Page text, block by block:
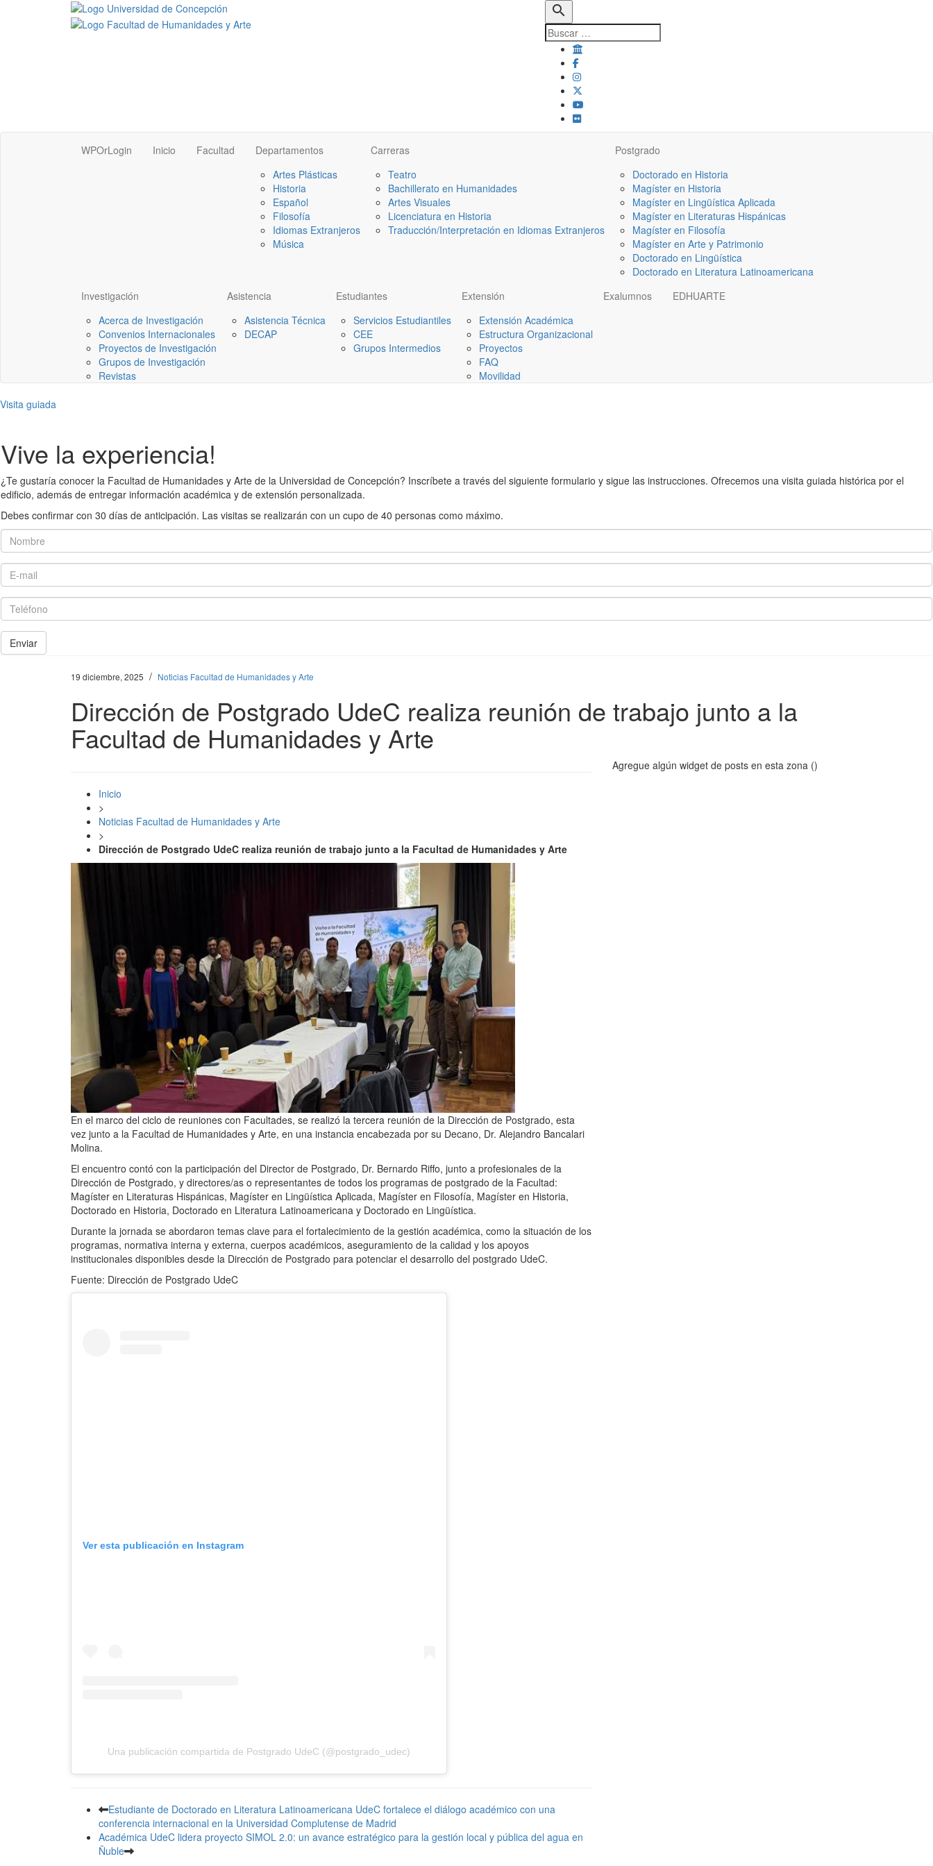
search
WPOrLogin Inicio Facultad
Departamentos
Artes Plásticas
Historia
Español
Filosofía
Idiomas Extranjeros
Música
Carreras
Teatro
Bachillerato en Humanidades
Artes Visuales
Licenciatura en Historia
Traducción/Interpretación en Idiomas Extranjeros
Postgrado
Doctorado en Historia
Magíster en Historia
Magíster en Lingüística Aplicada
Magíster en Literaturas Hispánicas
Magíster en Filosofía
Magíster en Arte y Patrimonio
Doctorado en Lingüística
Doctorado en Literatura Latinoamericana
Investigación
Acerca de Investigación
Convenios Internacionales
Proyectos de Investigación
Grupos de Investigación
Revistas
Asistencia
Asistencia Técnica
DECAP
Estudiantes
Servicios Estudiantiles
CEE
Grupos Intermedios
Extensión
Extensión Académica
Estructura Organizacional
Proyectos
FAQ
Movilidad
Exalumnos EDHUARTE
Visita guiada
Vive la experiencia!
¿Te gustaría conocer la Facultad de Humanidades y Arte de la Universidad de Concepción? Inscríbete a través del siguiente formulario y sigue las instrucciones. Ofrecemos una visita guiada histórica por el
edificio, además de entregar información académica y de extensión personalizada.
Debes confirmar con 30 días de anticipación. Las visitas se realizarán con un cupo de 40 personas como máximo.
Nombre
E-mail
Teléfono
Enviar
19 diciembre, 2025 / Noticias Facultad de Humanidades y Arte
Dirección de Postgrado UdeC realiza reunión de trabajo junto a la
Facultad de Humanidades y Arte
Inicio
>
Noticias Facultad de Humanidades y Arte
>
Dirección de Postgrado UdeC realiza reunión de trabajo junto a la Facultad de Humanidades y Arte
En el marco del ciclo de reuniones con Facultades, se realizó la tercera reunión de la Dirección de Postgrado, esta
vez junto a la Facultad de Humanidades y Arte, en una instancia encabezada por su Decano, Dr. Alejandro Bancalari
Molina.
El encuentro contó con la participación del Director de Postgrado, Dr. Bernardo Riffo, junto a profesionales de la
Dirección de Postgrado, y directores/as o representantes de todos los programas de postgrado de la Facultad:
Magíster en Literaturas Hispánicas, Magíster en Lingüística Aplicada, Magíster en Filosofía, Magíster en Historia,
Doctorado en Historia, Doctorado en Literatura Latinoamericana y Doctorado en Lingüística.
Durante la jornada se abordaron temas clave para el fortalecimiento de la gestión académica, como la situación de los
programas, normativa interna y externa, cuerpos académicos, aseguramiento de la calidad y los apoyos
institucionales disponibles desde la Dirección de Postgrado para potenciar el desarrollo del postgrado UdeC.
Fuente: Dirección de Postgrado UdeC
Ver esta publicación en Instagram
Una publicación compartida de Postgrado UdeC (@postgrado_udec)
Estudiante de Doctorado en Literatura Latinoamericana UdeC fortalece el diálogo académico con una
conferencia internacional en la Universidad Complutense de Madrid
Académica UdeC lidera proyecto SIMOL 2.0: un avance estratégico para la gestión local y pública del agua en
Ñuble
Agregue algún widget de posts en esta zona ()